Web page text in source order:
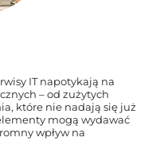
IT napotykają na
– od zużytych
które nie nadają się już
mogą wydawać
wpływ na